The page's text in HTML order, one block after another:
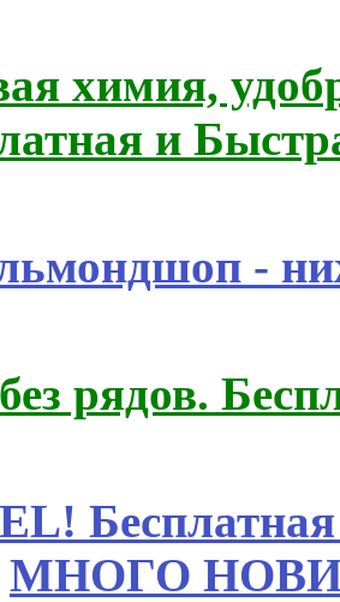
химия,
и
-
рядов.
МНОГО